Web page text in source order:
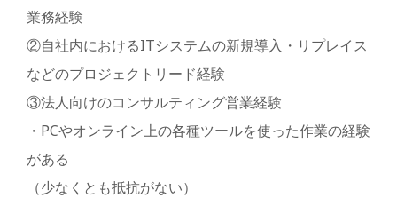
業務経験
②自社内におけるITシステムの新規導入・リプレイス
などのプロジェクトリード経験
③法人向けのコンサルティング営業経験
・PCやオンライン上の各種ツールを使った作業の経験
がある
（少なくとも抵抗がない）